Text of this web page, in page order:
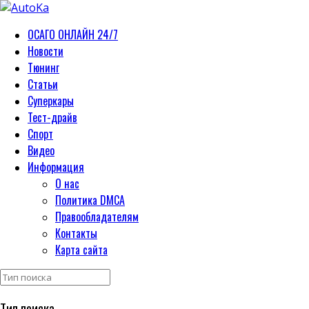
ОСАГО ОНЛАЙН 24/7
Новости
Тюнинг
Статьи
Суперкары
Тест-драйв
Спорт
Видео
Информация
О нас
Политика DMCA
Правообладателям
Контакты
Карта сайта